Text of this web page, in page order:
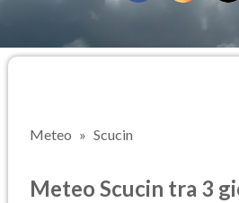
Meteo Scucin
Meteo Scucin tra 3